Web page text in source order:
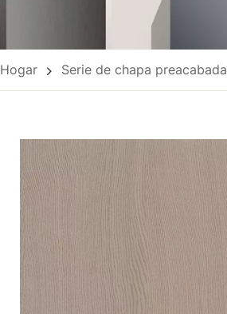
Hogar Serie de chapa preacabada